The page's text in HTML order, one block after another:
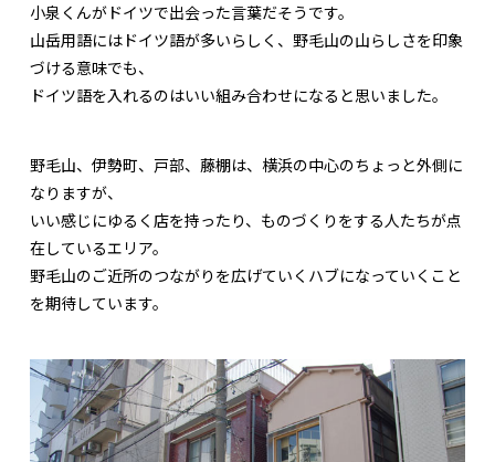
小泉くんがドイツで出会った言葉だそうです。
山岳用語にはドイツ語が多いらしく、野毛山の山らしさを印象
づける意味でも、
ドイツ語を入れるのはいい組み合わせになると思いました。
野毛山、伊勢町、戸部、藤棚は、横浜の中心のちょっと外側に
なりますが、
いい感じにゆるく店を持ったり、ものづくりをする人たちが点
在しているエリア。
野毛山のご近所のつながりを広げていくハブになっていくこと
を期待しています。